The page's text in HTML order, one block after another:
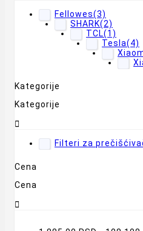
Fellowes(3)
SHARK(2)
TCL(1)
Tesla(4)
Kategorije
Kategorije

Filteri za
Cena
Cena
